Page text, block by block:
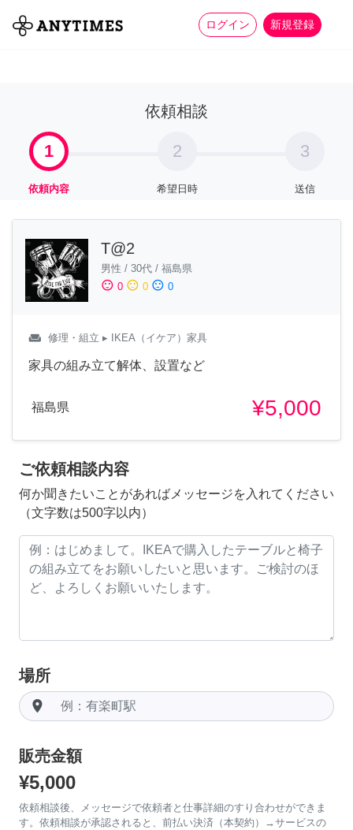
ログイン 新規登録
全て 家事 more_horiz
依頼相談
1
依頼内容
2
希望日時
3
送信
T@2
男性 / 30代 / 福島県
sentiment_satisfied 0 sentiment_neutral 0 sentiment_dissatisfied 0
weekend 修理・組立 ▸ IKEA（イケア）家具
家具の組み立て解体、設置など
福島県 ¥5,000
ご依頼相談内容
何か聞きたいことがあればメッセージを入れてください
（文字数は500字以内）
場所
room
販売金額
¥5,000
依頼相談後、メッセージで依頼者と仕事詳細のすり合わせができま
す。依頼相談が承認されると、前払い決済（本契約）→サービスの